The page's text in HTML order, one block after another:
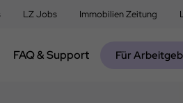
LZ Jobs Immobilien Zeitung
FAQ & Support Für